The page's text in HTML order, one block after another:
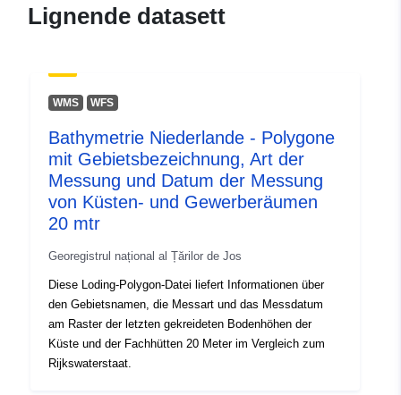
49.311241 ], [ 6.717355,
49.311238 ], [ 6.717349,
uriRef:
http://data.europa.eu/88u/dataset/
364c-fbe4-474d-03bce33f2d16
Lignende datasett
WMS WFS
Bathymetrie Niederlande - Polygone
mit Gebietsbezeichnung, Art der
Messung und Datum der Messung
von Küsten- und Gewerberäumen
20 mtr
Georegistrul național al Țărilor de Jos
Diese Loding-Polygon-Datei liefert Informationen über
den Gebietsnamen, die Messart und das Messdatum
am Raster der letzten gekreideten Bodenhöhen der
Küste und der Fachhütten 20 Meter im Vergleich zum
Rijkswaterstaat.